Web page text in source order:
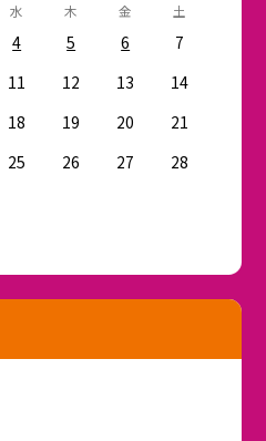
水 木 金 土
4 5 6
7
11 12 13
14
18 19 20
21
25 26 27
28